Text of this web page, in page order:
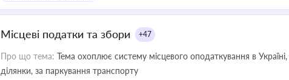
Місцеві податки та збори +47
Про що тема: Тема охоплює систему місцевого оподаткування в
ділянки, за паркування транспорту